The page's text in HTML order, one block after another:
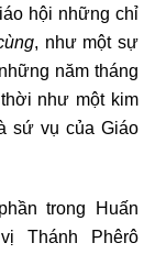
hội những chỉ
, như một sự
năm tháng
như một kim
sứ vụ của Giáo
trong Huấn
Thánh Phêrô